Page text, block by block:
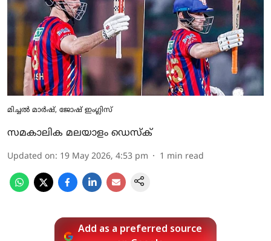
മിച്ചല്‍ മാര്‍ഷ്, ജോഷ് ഇംഗ്ലിസ്‌
സമകാലിക മലയാളം ഡെസ്ക്
Updated on: 19 May 2026, 4:53 pm 1 min read
Add as a preferred source